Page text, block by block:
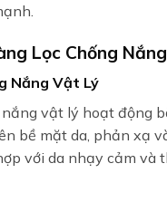
Lọc Chống Nắng
Nắng Vật Lý
vật lý hoạt động
bề mặt da, phản xạ
với da nhạy cảm và